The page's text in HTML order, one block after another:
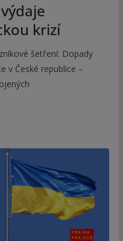
krizí
šetření: Dopady
v České republice –